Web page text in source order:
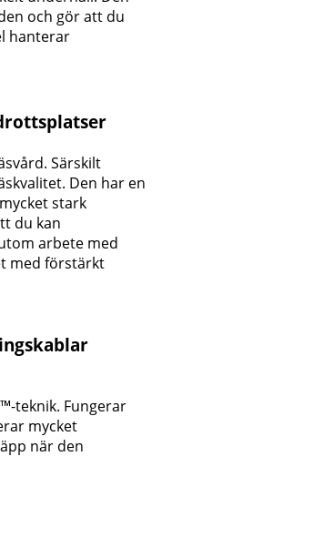
och gör att du
hanterar
Särskilt
Den har en
stark
du kan
arbete med
med förstärkt
teknik. Fungerar
mycket
när den